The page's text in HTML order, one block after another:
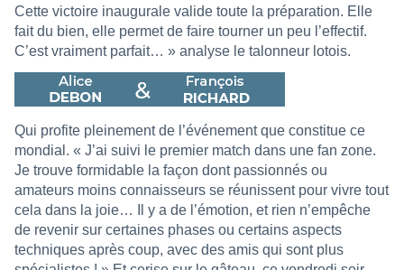
Cette victoire inaugurale valide toute la préparation. Elle
fait du bien, elle permet de faire tourner un peu l’effectif.
C’est vraiment parfait… » analyse le talonneur lotois.
Qui profite pleinement de l’événement que constitue ce
mondial. « J’ai suivi le premier match dans une fan zone.
Je trouve formidable la façon dont passionnés ou
amateurs moins connaisseurs se réunissent pour vivre tout
cela dans la joie… Il y a de l’émotion, et rien n’empêche
de revenir sur certaines phases ou certains aspects
techniques après coup, avec des amis qui sont plus